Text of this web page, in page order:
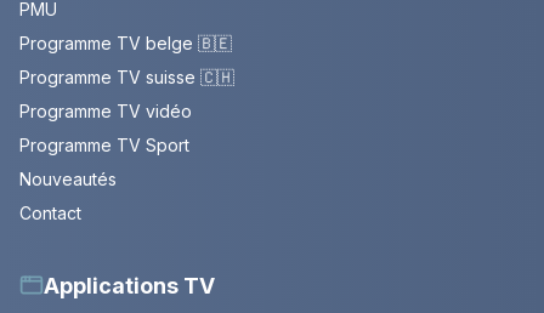
PMU
Programme TV belge 🇧🇪
Programme TV suisse 🇨🇭
Programme TV vidéo
Programme TV Sport
Nouveautés
Contact
Applications TV